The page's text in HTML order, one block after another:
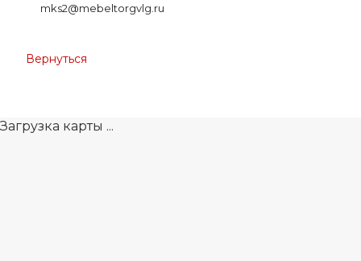
mks2@mebeltorgvlg.ru
Вернуться
Загрузка карты ...